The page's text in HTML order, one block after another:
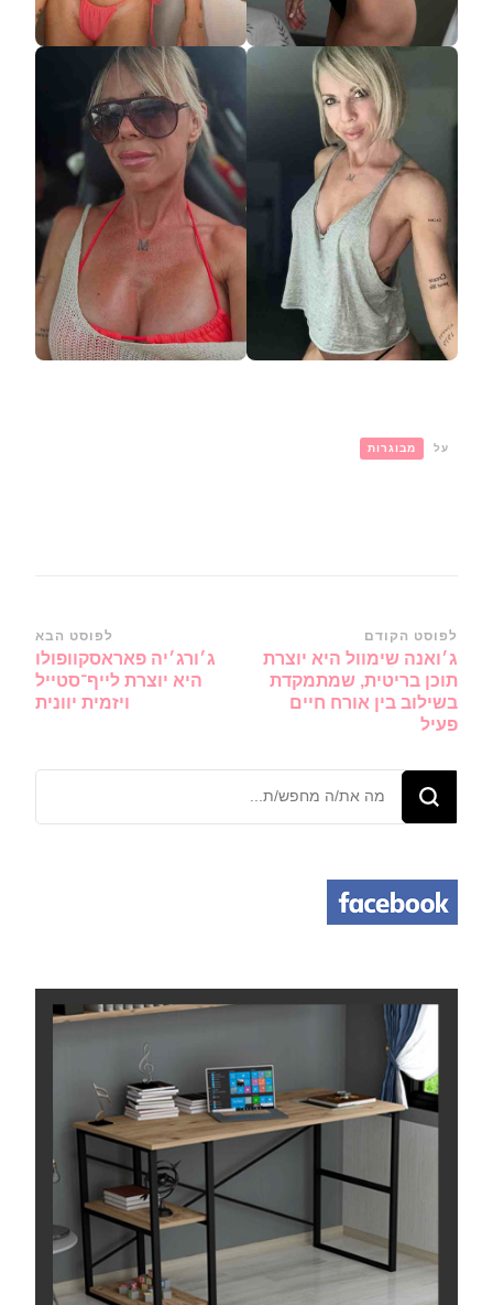
על מבוגרות
ניווט
ברשומות
לפוסט הקודם
ג׳ואנה שימוול היא יוצרת
תוכן בריטית, שמתמקדת
בשילוב בין אורח חיים
פעיל
לפוסט הבא
ג׳ורג׳יה פאראסקוופולו
היא יוצרת לייף־סטייל
ויזמית יוונית
מחפש/ת
משהו?